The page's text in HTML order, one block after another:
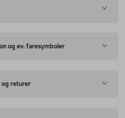
og ev. faresymboler
og returer